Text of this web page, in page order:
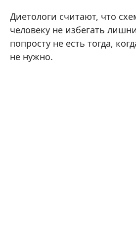
Диетологи считают, что
человеку не избегать
попросту не есть тогда,
не нужно.